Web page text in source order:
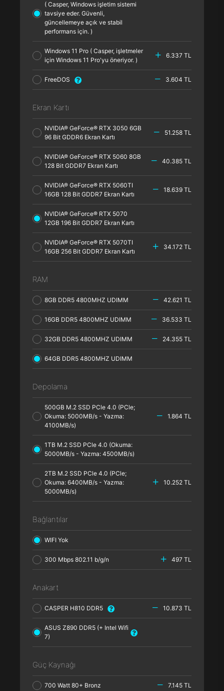
( Casper, Windows işletim sistemi
tavsiye eder. Güvenli,
güncellemeye açık ve stabil
performans için. )
Windows 11 Pro ( Casper, işletmeler
için Windows 11 Pro'yu öneriyor. )
6.337 TL
FreeDOS 3.604 TL
Ekran Kartı
NVIDIA® GeForce® RTX 3050 6GB
96 Bit GDDR6 Ekran Kartı
51.258 TL
NVIDIA® GeForce® RTX 5060 8GB
128 Bit GDDR7 Ekran Kartı
40.385 TL
NVIDIA® GeForce® RTX 5060TI
16GB 128 Bit GDDR7 Ekran Kartı
18.639 TL
NVIDIA® GeForce® RTX 5070
12GB 196 Bit GDDR7 Ekran Kartı
NVIDIA® GeForce® RTX 5070TI
16GB 256 Bit GDDR7 Ekran Kartı
34.172 TL
RAM
8GB DDR5 4800MHZ UDIMM 42.621 TL
16GB DDR5 4800MHZ UDIMM 36.533 TL
32GB DDR5 4800MHZ UDIMM 24.355 TL
64GB DDR5 4800MHZ UDIMM
Depolama
500GB M.2 SSD PCle 4.0 (PCle;
Okuma: 5000MB/s - Yazma:
4100MB/s)
1.864 TL
1TB M.2 SSD PCle 4.0 (Okuma:
5000MB/s - Yazma: 4500MB/s)
2TB M.2 SSD PCle 4.0 (PCle;
Okuma: 6400MB/s - Yazma:
5000MB/s)
10.252 TL
Bağlantılar
WIFI Yok
300 Mbps 802.11 b/g/n 497 TL
Anakart
CASPER H810 DDR5 10.873 TL
ASUS Z890 DDR5 (+ Intel Wifi
7)
Güç Kaynağı
700 Watt 80+ Bronz 7.145 TL